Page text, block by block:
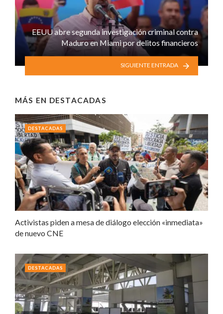
EEUU abre segunda investigación criminal contra
Maduro en Miami por delitos financieros
SIGUIENTE ENTRADA
MÁS EN DESTACADAS
Activistas piden a mesa de diálogo elección «inmediata»
de nuevo CNE
DESTACADAS
DESTACADAS